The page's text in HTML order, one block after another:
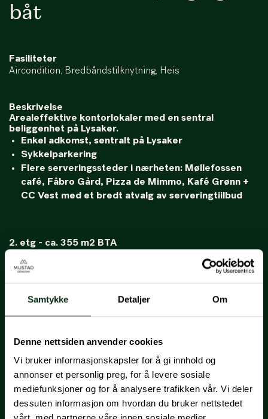
Samtykke Detaljer Om
Denne nettsiden anvender cookies
Vi bruker informasjonskapsler for å gi innhold og
annonser et personlig preg, for å levere sosiale
mediefunksjoner og for å analysere trafikken vår. Vi deler
dessuten informasjon om hvordan du bruker nettstedet
båt
Fasiliteter
Aircondition, Bredbåndstilknytning, Heis
Beskrivelse
Arealeffektive kontorlokaler med en sentral
beliggenhet på Lysaker.
Enkel adkomst, sentralt på Lysaker
Sykkelparkering
Flere serveringssteder i nærheten: Møllefossen
café, Fåbro Gård, Pizza de Mimmo, Kafé Grønn +
CC Vest med et bredt atvalg av serveringtiilbud
2. etg - ca. 355 m2 BTA
2 store rom
Toaletter og garderober i samme etasje
8 arbeidsplasser
Stillerom
Kjøkkensone
Toaletter og garderober i samme etasje